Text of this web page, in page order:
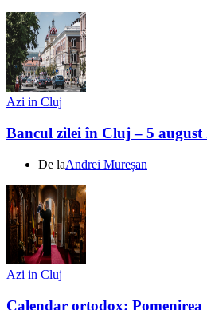
Azi in Cluj
Bancul zilei în Cluj – 5 august
De laAndrei Mureșan
Azi in Cluj
Calendar ortodox: